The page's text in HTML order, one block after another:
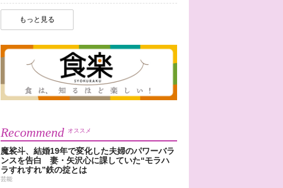
もっと見る
Recommend オススメ
魔裟斗、結婚19年で変化した夫婦のパワーバラ
ンスを告白 妻・矢沢心に課していた“モラハ
ラすれすれ”鉄の掟とは
芸能